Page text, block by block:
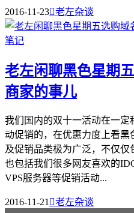
2016-11-23老左杂谈
老左闲聊黑色星期
商家的事儿
我们国内的双十一活动在一
动促销的，在优惠力度上看
及促销品类极为广泛，不仅仅
也包括我们很多网友喜欢的
VPS服务器等促销活动...
2016-11-21老左杂谈